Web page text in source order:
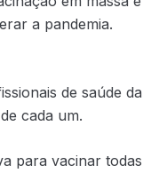
a pandemia.
de saúde da
cada um.
para vacinar todas